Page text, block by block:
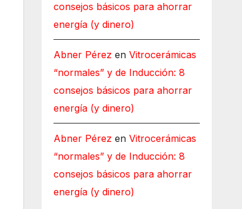
consejos básicos para ahorrar
energía (y dinero)
Abner Pérez en Vitrocerámicas
“normales” y de Inducción: 8
consejos básicos para ahorrar
energía (y dinero)
Abner Pérez en Vitrocerámicas
“normales” y de Inducción: 8
consejos básicos para ahorrar
energía (y dinero)